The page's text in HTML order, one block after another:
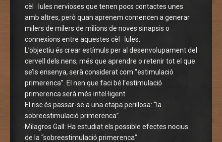
cèl · lules nervioses que tenen pocs contactes unes
amb altres, però quan aprenem comencen a generar
milers de milers de milions de noves sinapsis o
connexions entre aquestes cèl · lules.
L’objectiu és crear estímuls per al desenvolupament del
cervell dels nens, més que aprendre o retenir tot el que
se’ls ensenya, serà considerat com “estimulació
primerenca”. El nen que faci bé l’estimulació
primerenca serà més intel·ligent.
El risc és passar-se a una etapa perillosa: “la
sobreestimulació primerenca”.
Milagros Gall: Ha estudiat els possible efectes nocius
de la “sobreestimulació primerenca”.